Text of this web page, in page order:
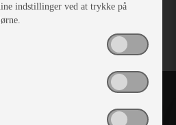
indstillinger ved at trykke på